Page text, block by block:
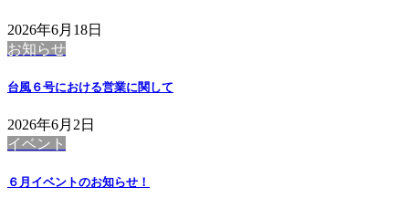
2026年6月18日
お知らせ
台風６号における営業に関して
2026年6月2日
イベント
６月イベントのお知らせ！